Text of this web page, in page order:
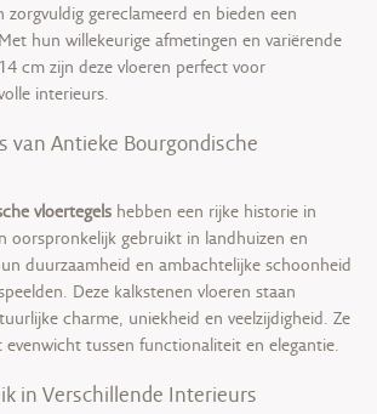
zorgvuldig gereclameerd en bieden een
hun willekeurige afmetingen en variërende
cm zijn deze vloeren perfect voor
interieurs.
van Antieke Bourgondische
vloertegels hebben een rijke historie in
oorspronkelijk gebruikt in landhuizen en
duurzaamheid en ambachtelijke schoonheid
Deze kalkstenen vloeren staan
charme, uniekheid en veelzijdigheid. Ze
evenwicht tussen functionaliteit en elegantie.
in Verschillende Interieurs